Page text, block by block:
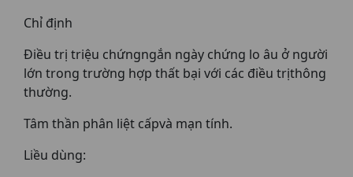
Chỉ định
Điều trị triệu chứngngắn ngày chứng lo âu ở người
lớn trong trường hợp thất bại với các điều trịthông
thường.
Tâm thần phân liệt cấpvà mạn tính.
Liều dùng: